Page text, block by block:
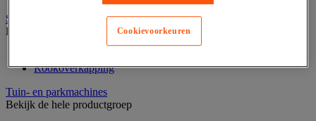
Stedelijke overkapping
Bekijk de hele productgroep
Rookoverkapping
Tuin- en parkmachines
Bekijk de hele productgroep
Cookievoorkeuren